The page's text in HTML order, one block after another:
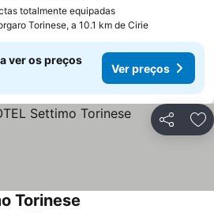
totalmente equipadasVer preços
Torinese, a 10.1 km de Cirie
ver os preços
Ver preços
Partilhar
Torinese